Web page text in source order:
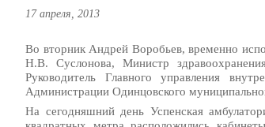
17 апреля, 2013
Во вторник Андрей Воробьев, временно
Н.В. Суслонова, Министр
Руководитель Главного управления
Администрации Одинцовского
На сегодняшний день Успенская